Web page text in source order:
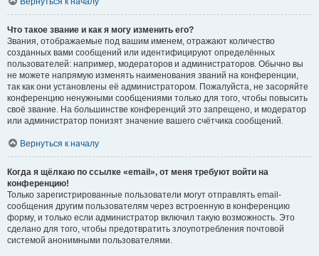
Что такое звание и как я могу изменить его?
Звания, отображаемые под вашим именем, отражают количество
созданных вами сообщений или идентифицируют определённых
пользователей: например, модераторов и администраторов. Обычно вы
не можете напрямую изменять наименования званий на конференции,
так как они установлены её администратором. Пожалуйста, не засоряйте
конференцию ненужными сообщениями только для того, чтобы повысить
своё звание. На большинстве конференций это запрещено, и модератор
или администратор понизят значение вашего счётчика сообщений.
Вернуться к началу
Когда я щёлкаю по ссылке «email», от меня требуют войти на
конференцию!
Только зарегистрированные пользователи могут отправлять email-
сообщения другим пользователям через встроенную в конференцию
форму, и только если администратор включил такую возможность. Это
сделано для того, чтобы предотвратить злоупотребления почтовой
системой анонимными пользователями.